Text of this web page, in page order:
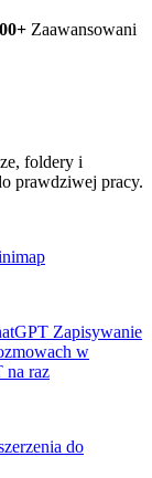
Zaawansowani
foldery i
prawdziwej pracy.
Zapisywanie
w
na raz
do